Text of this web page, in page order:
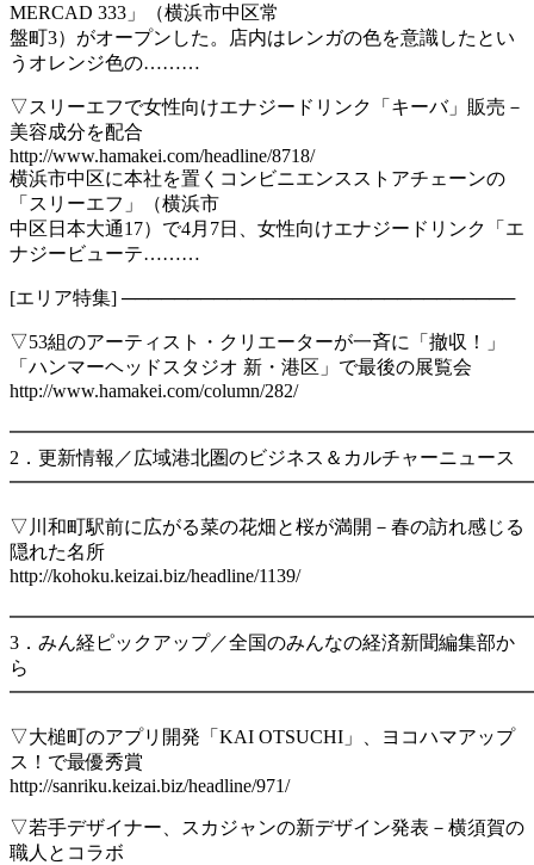
MERCAD 333」（横浜市中区常
盤町3）がオープンした。店内はレンガの色を意識したとい
うオレンジ色の………
▽スリーエフで女性向けエナジードリンク「キーバ」販売－
美容成分を配合
http://www.hamakei.com/headline/8718/
横浜市中区に本社を置くコンビニエンスストアチェーンの
「スリーエフ」（横浜市
中区日本大通17）で4月7日、女性向けエナジードリンク「エ
ナジービューテ………
[エリア特集] ──────────────────────────────
▽53組のアーティスト・クリエーターが一斉に「撤収！」
「ハンマーヘッドスタジオ 新・港区」で最後の展覧会
http://www.hamakei.com/column/282/
2．更新情報／広域港北圏のビジネス＆カルチャーニュース
▽川和町駅前に広がる菜の花畑と桜が満開－春の訪れ感じる
隠れた名所
http://kohoku.keizai.biz/headline/1139/
3．みん経ピックアップ／全国のみんなの経済新聞編集部か
ら
▽大槌町のアプリ開発「KAI OTSUCHI」、ヨコハマアップ
ス！で最優秀賞
http://sanriku.keizai.biz/headline/971/
▽若手デザイナー、スカジャンの新デザイン発表－横須賀の
職人とコラボ